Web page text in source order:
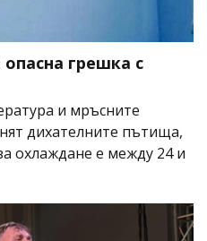
грешка с
и мръсните
дихателните пътища,
охлаждане е между 24 и